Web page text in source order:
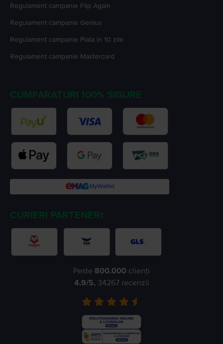
Regulament campanie Flip Again
Regulament campanie Genius
Regulament campanie Plata în 10 zile
Regulament campanie Mastercard
CUMPARATURI 100% SIGURE
CURIERI PARTENERI:
Peste 800.000 clienți
4.9/5, 34267 recenzii